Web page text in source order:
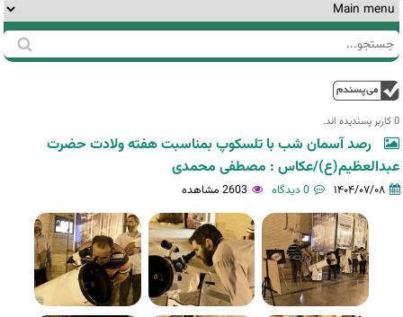
فرم
جستجو
جستجو
0 کاربر پسندیده اند.‎
رصد آسمان شب با تلسکوپ بمناسبت هفته ولادت حضرت
عبدالعظیم(ع)/عکاس : مصطفی محمدی
۱۴۰۴/۰۷/۰۸ 0 دیدگاه 2603 مشاهده